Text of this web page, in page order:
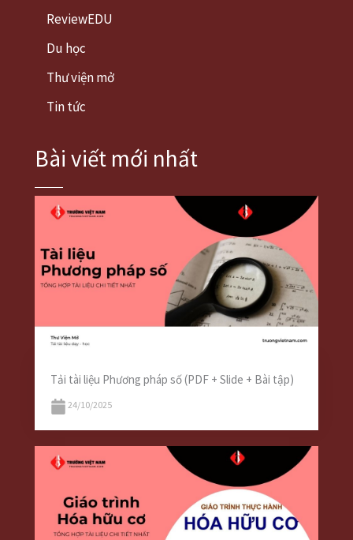
ReviewEDU
Du học
Thư viện mở
Tin tức
Bài viết mới nhất
Tải tài liệu Phương pháp số (PDF + Slide + Bài tập)
24/10/2025